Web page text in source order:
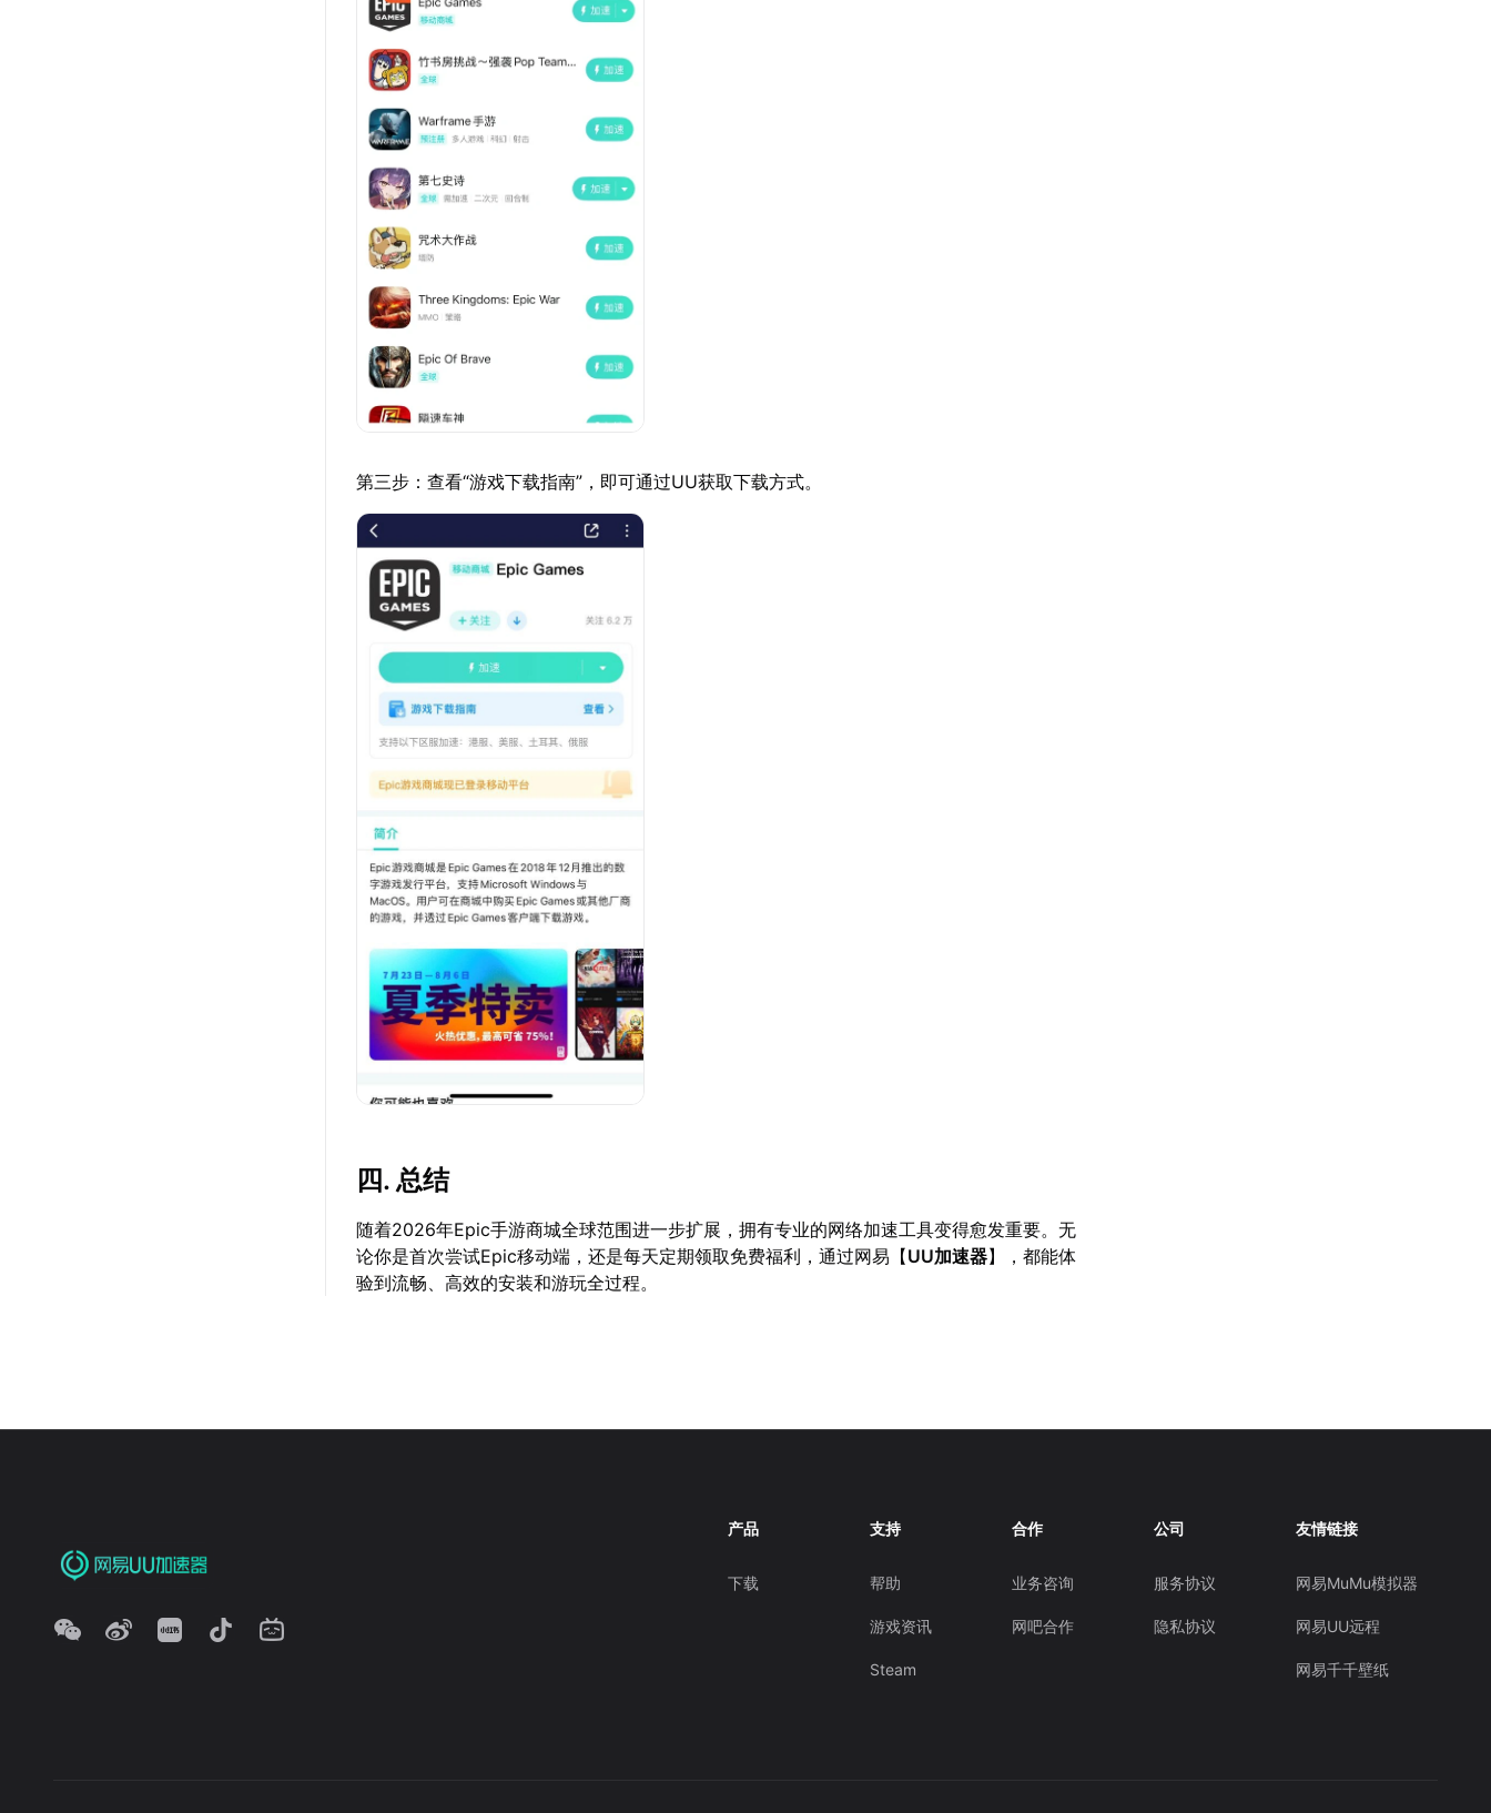
第三步：查看“游戏下载指南”，即可通过UU获取下载方式。
四. 总结
随着2026年Epic手游商城全球范围进一步扩展，拥有专业的网络加速工具变得愈发重要。无
论你是首次尝试Epic移动端，还是每天定期领取免费福利，通过网易【UU加速器】，都能体
验到流畅、高效的安装和游玩全过程。
产品
下载
支持
帮助
游戏资讯
Steam
合作
业务咨询
网吧合作
公司
服务协议
隐私协议
友情链接
网易MuMu模拟器
网易UU远程
网易千千壁纸